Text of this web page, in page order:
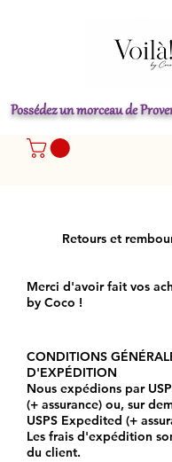
Possédez un morceau de
Retours et
Merci d'avoir fait vos
by Coco !
CONDITIONS
D'EXPÉDITION
Nous expédions par
(+ assurance) ou, sur
USPS Expedited (+
Les frais d'expédition
du client.